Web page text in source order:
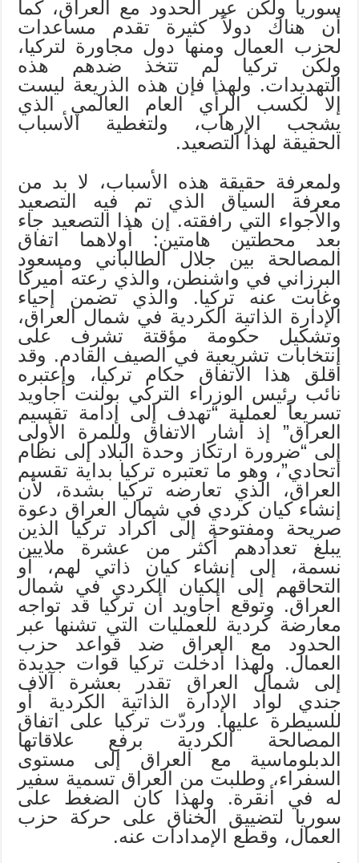
سوريا ولكن عبر الحدود مع العراق، كما
أن هناك دولاً كثيرة تقدم مساعدات
لحزب العمال ومنها دول مجاورة لتركيا،
ولكن تركيا لم تتخذ ضدهم هذه
التهديدات. ولهذا فإن هذه الذريعة ليست
إلا لكسب الرأي العام العالمي الذي
يشجب الإرهاب، ولتغطية الأسباب
الحقيقة لهذا التصعيد.
ولمعرفة حقيقة هذه الأسباب، لا بد من
معرفة السياق الذي تم فيه التصعيد
والأجواء التي رافقته. إن هذا التصعيد جاء
بعد محطتين هامتين: أولاهما اتفاق
المصالحة بين جلال الطالباني ومسعود
البرزاني في واشنطن، والذي رعته أميركا
وغابت عنه تركيا. والذي تضمن إحياء
الإدارة الذاتية الكردية في شمال العراق،
وتشكيل حكومة مؤقتة تشرف على
انتخابات تشريعية في الصيف القادم. وقد
أقلق هذا الاتفاق حكام تركيا، واعتبره
نائب رئيس الوزراء التركي بولنت أجاويد
تسريعاً لعملية “تهدف إلى إدامة تقسيم
العراق” إذ أشار الاتفاق وللمرة الأولى
إلى “ضرورة ارتكاز وحدة البلاد إلى نظام
اتحادي”، وهو ما تعتبره تركيا بداية تقسيم
العراق، الذي تعارضه تركيا بشدة، لأن
إنشاء كيان كردي في شمال العراق دعوة
صريحة ومفتوحة إلى أكراد تركيا الذين
يبلغ تعدادهم أكثر من عشرة ملايين
نسمة، إلى إنشاء كيان ذاتي لهم، أو
التحاقهم إلى الكيان الكردي في شمال
العراق. وتوقع أجاويد أن تركيا قد تواجه
معارضة كردية للعمليات التي تشنها عبر
الحدود مع العراق ضد قواعد حزب
العمال. ولهذا أدخلت تركيا قوات جديدة
إلى شمال العراق تقدر بعشرة آلاف
جندي لوأد الإدارة الذاتية الكردية أو
للسيطرة عليها. وردّت تركيا على اتفاق
المصالحة الكردية برفع علاقاتها
الدبلوماسية مع العراق إلى مستوى
السفراء، وطلبت من العراق تسمية سفير
له في أنقرة. ولهذا كان الضغط على
سوريا لتضييق الخناق على حركة حزب
العمال، وقطع الإمدادات عنه.